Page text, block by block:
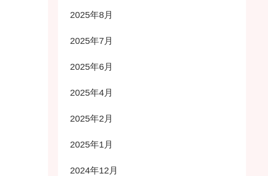
2025年8月
2025年7月
2025年6月
2025年4月
2025年2月
2025年1月
2024年12月